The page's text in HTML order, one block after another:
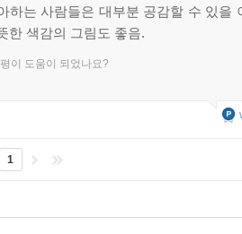
하는 사람들은 대부분 공감할 수 있을
한 색감의 그림도 좋음.
이 도움이 되었나요?
1